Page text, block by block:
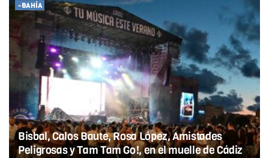
-BAHÍA
Bisbal, Calos Baute, Rosa López, Amistades
Peligrosas y Tam Tam Go!, en el muelle de Cádiz